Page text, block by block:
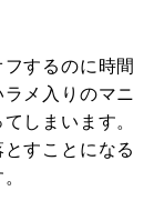
するのに時間
メ入りのマニ
しまいます。
すことになる